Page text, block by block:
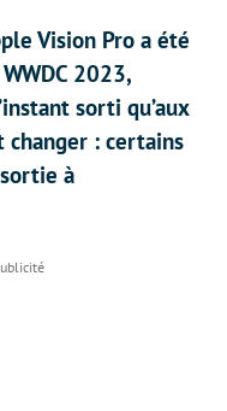
Vision Pro a été
2023,
sorti qu’aux
changer : certains
à